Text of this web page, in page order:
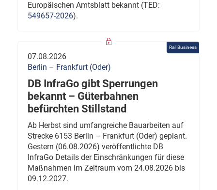
Europäischen Amtsblatt bekannt (TED:
549657-2026).
Rail Business
07.08.2026
Berlin – Frankfurt (Oder)
DB InfraGo gibt Sperrungen
bekannt – Güterbahnen
befürchten Stillstand
Ab Herbst sind umfangreiche Bauarbeiten auf
Strecke 6153 Berlin – Frankfurt (Oder) geplant.
Gestern (06.08.2026) veröffentlichte DB
InfraGo Details der Einschränkungen für diese
Maßnahmen im Zeitraum vom 24.08.2026 bis
09.12.2027.